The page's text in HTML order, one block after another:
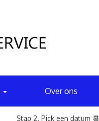
Over ons
Stap 2. Pick een datum 📆